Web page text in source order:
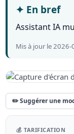
✦ En bref
Assistant IA
Mis à jour le 2026-
✏️ Suggérer une
💰 TARIFICATION